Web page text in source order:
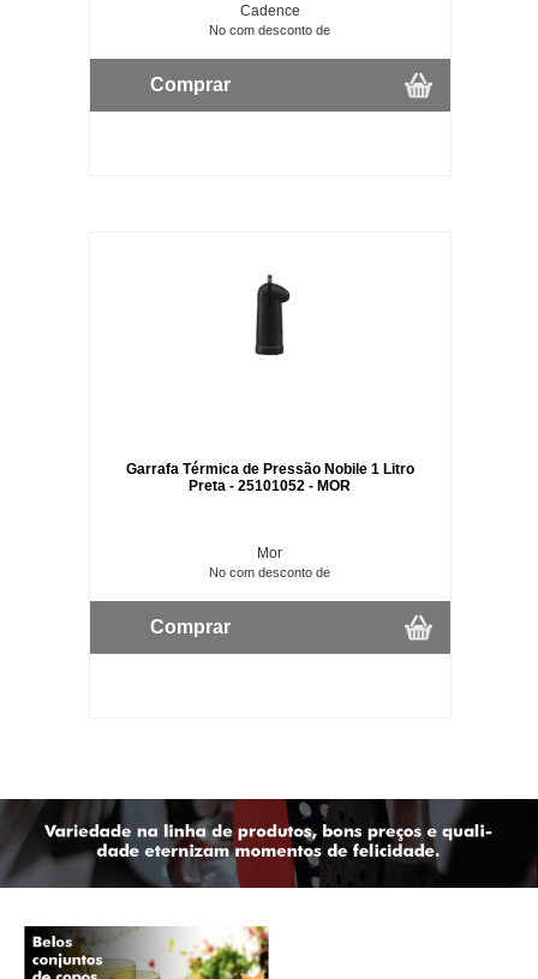
Cadence
No com desconto de
Comprar
Garrafa Térmica de Pressão Nobile 1 Litro
Preta - 25101052 - MOR
Mor
No com desconto de
Comprar